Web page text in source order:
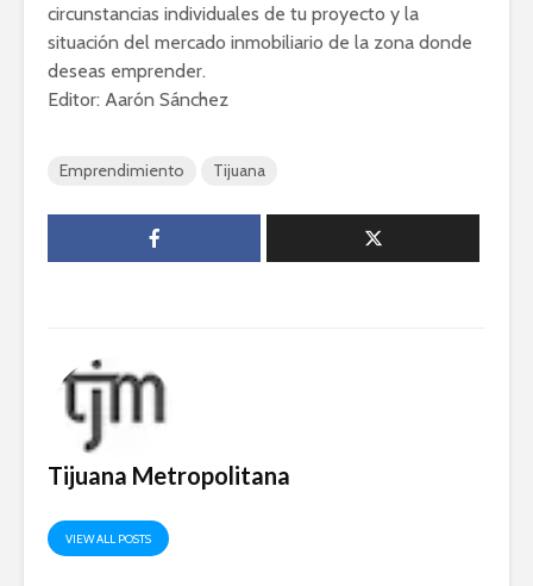
circunstancias individuales de tu proyecto y la
situación del mercado inmobiliario de la zona donde
deseas emprender.
Editor: Aarón Sánchez
Emprendimiento Tijuana
Tijuana Metropolitana
VIEW ALL POSTS